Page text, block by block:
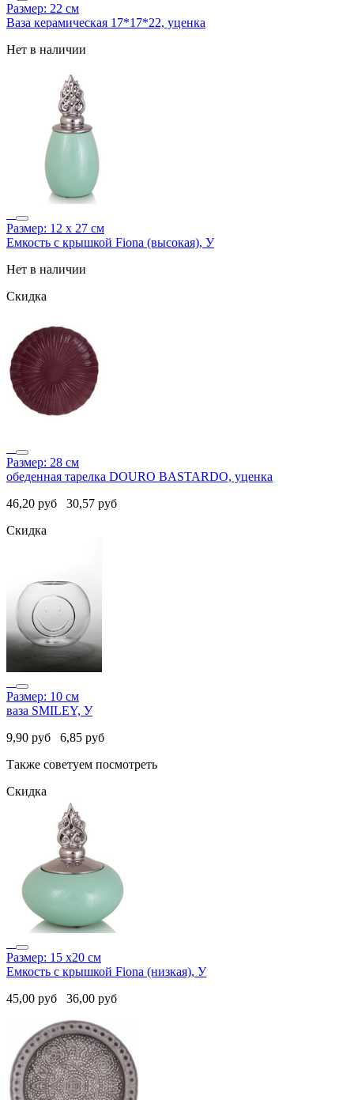
Размер: 22 см
Ваза керамическая 17*17*22, уценка
Нет в наличии
Размер: 12 х 27 см
Емкость с крышкой Fiona (высокая), У
Нет в наличии
Скидка
Размер: 28 см
обеденная тарелка DOURO BASTARDO, уценка
46,20 руб 30,57 руб
Скидка
Размер: 10 см
ваза SMILEY, У
9,90 руб 6,85 руб
Также советуем посмотреть
Скидка
Размер: 15 x20 см
Емкость с крышкой Fiona (низкая), У
45,00 руб 36,00 руб